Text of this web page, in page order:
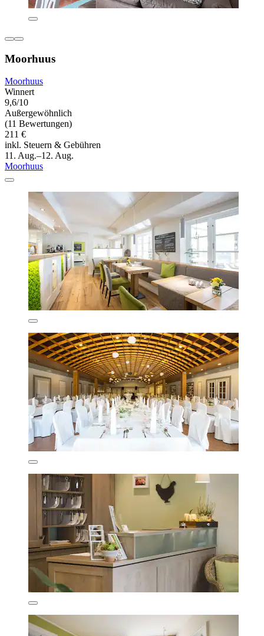
Moorhuus
Moorhuus
Winnert
9,6/10
Außergewöhnlich
(11 Bewertungen)
211 €
inkl. Steuern & Gebühren
11. Aug.–12. Aug.
Moorhuus